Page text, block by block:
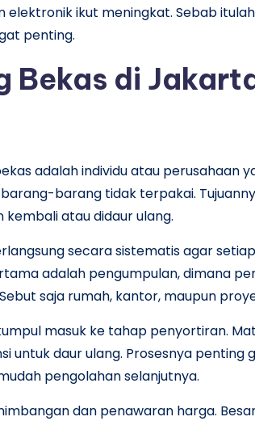
elektronik ikut meningkat. Sebab
penting.
Bekas di
adalah individu atau perusahaan
barang tidak terpakai.
atau didaur ulang.
secara sistematis agar
adalah pengumpulan, dimana
saja rumah, kantor, maupun
masuk ke tahap penyortiran.
untuk daur ulang. Prosesnya penting
pengolahan selanjutnya.
dan penawaran harga.